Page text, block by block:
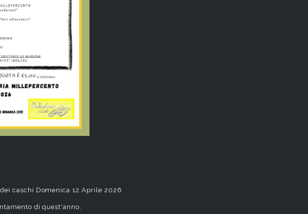
caschi Domenica 12 Aprile 2026
di quest'anno.